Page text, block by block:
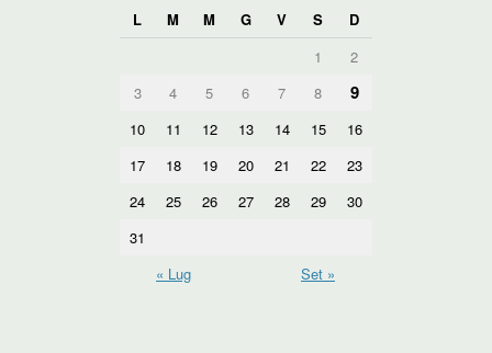
L
M M G V S
D
1
2
3
4 5 6 7 8 9
10 11 12 13 14 15
16
17
18 19 20 21 22
23
24
25 26 27 28 29
30
31
« Lug
Set »